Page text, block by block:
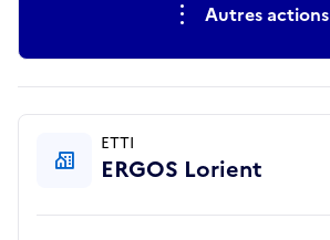
Autres actions
ETTI
ERGOS Lorient